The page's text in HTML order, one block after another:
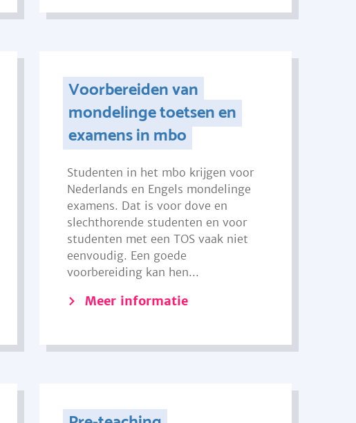
Voorbereiden van
mondelinge toetsen en
examens in mbo
Studenten in het mbo krijgen voor
Nederlands en Engels mondelinge
examens. Dat is voor dove en
slechthorende studenten en voor
studenten met een TOS vaak niet
eenvoudig. Een goede
voorbereiding kan hen...
Meer informatie